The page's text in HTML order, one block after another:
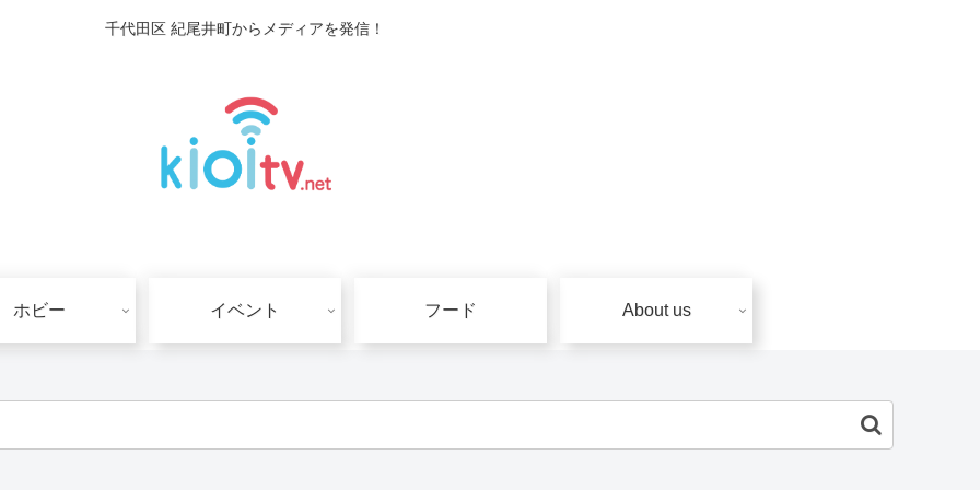
千代田区 紀尾井町からメディアを発信！
ホビー イベント フード About us